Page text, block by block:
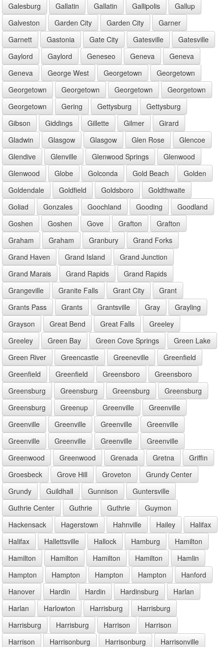
Galesburg
Gallatin Gallatin Gallipolis
Gallup
Galveston
Garden City Garden City
Garner
Garnett
Gastonia Gate City Gatesville
Gatesville
Gaylord
Gaylord Geneseo Geneva
Geneva
Geneva
George West Georgetown
Georgetown
Georgetown
Georgetown Georgetown
Georgetown
Georgetown
Gering Gettysburg
Gettysburg
Gibson
Giddings Gillette Gilmer
Girard
Gladwin
Glasgow Glasgow Glen Rose
Glencoe
Glendive
Glenville Glenwood Springs
Glenwood
Glenwood
Globe Golconda Gold Beach
Golden
Goldendale
Goldfield Goldsboro
Goldthwaite
Goliad
Gonzales Goochland Gooding
Goodland
Goshen
Goshen Gove Grafton
Grafton
Graham
Graham Granbury
Grand Forks
Grand Haven
Grand Island
Grand Junction
Grand Marais
Grand Rapids
Grand Rapids
Grangeville
Granite Falls Grant City
Grant
Grants Pass
Grants Grantsville Gray
Grayling
Grayson
Great Bend Great Falls
Greeley
Greeley
Green Bay Green Cove Springs
Green Lake
Green River
Greencastle Greeneville
Greenfield
Greenfield
Greenfield Greensboro
Greensboro
Greensburg
Greensburg Greensburg
Greensburg
Greensburg
Greenup Greenville
Greenville
Greenville
Greenville Greenville
Greenville
Greenville
Greenville Greenville
Greenville
Greenwood
Greenwood Grenada Gretna
Griffin
Groesbeck
Grove Hill Groveton
Grundy Center
Grundy
Guildhall Gunnison
Guntersville
Guthrie Center
Guthrie Guthrie
Guymon
Hackensack
Hagerstown Hahnville Hailey
Halifax
Halifax
Hallettsville Hallock Hamburg
Hamilton
Hamilton
Hamilton Hamilton Hamilton
Hamlin
Hampton
Hampton Hampton Hampton
Hanford
Hanover
Hardin Hardin Hardinsburg
Harlan
Harlan
Harlowton Harrisburg
Harrisburg
Harrisburg
Harrisburg Harrison
Harrison
Harrison
Harrisonburg Harrisonburg
Harrisonville